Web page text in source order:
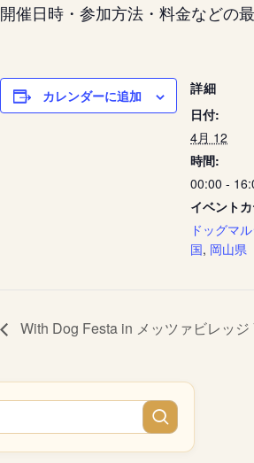
開催日時・参加方法・料金などの
カレンダーに追加
詳細
日付:
4月 12
時間:
00:00 -
イベント
ドッグマ
国, 岡山県
With Dog Festa in メッツァビレッジ